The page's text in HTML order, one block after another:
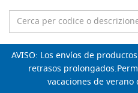
Lista de
AVISO: Los envíos de
retrasos
vacaciones de